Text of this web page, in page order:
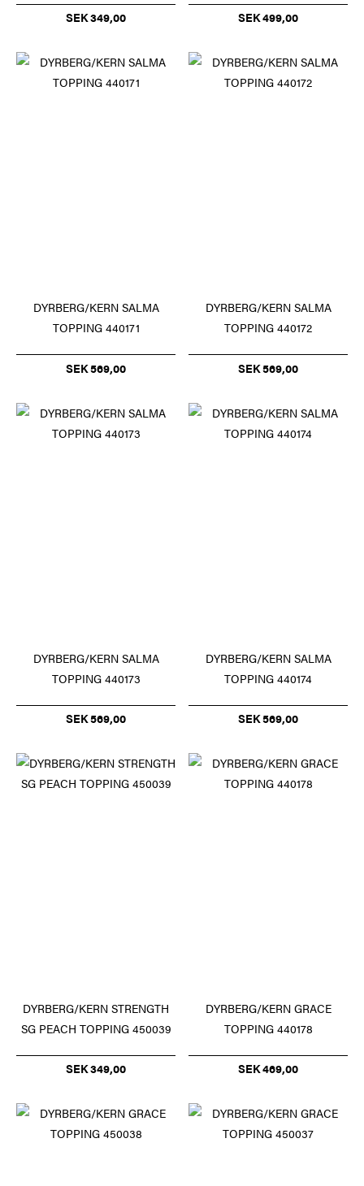
SEK 349,00 SEK 499,00
DYRBERG/KERN SALMA
TOPPING 440171
SEK 569,00
DYRBERG/KERN SALMA
TOPPING 440172
SEK 569,00
DYRBERG/KERN SALMA
TOPPING 440173
SEK 569,00
DYRBERG/KERN SALMA
TOPPING 440174
SEK 569,00
DYRBERG/KERN STRENGTH
SG PEACH TOPPING 450039
SEK 349,00
DYRBERG/KERN GRACE
TOPPING 440178
SEK 469,00